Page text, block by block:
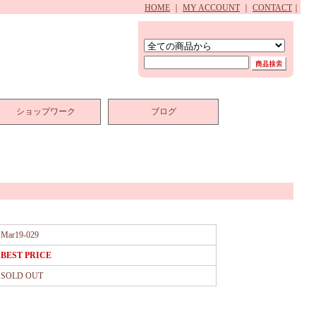
HOME MY ACCOUNT CONTACT
ショップワーク ブログ
Mar19-029
BEST PRICE
SOLD OUT